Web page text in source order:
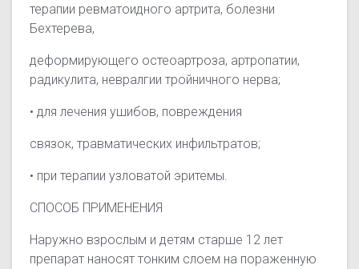
терапии ревматоидного артрита, болезни
Бехтерева,
деформирующего остеоартроза, артропатии,
радикулита, невралгии тройничного нерва;
• для лечения ушибов, повреждения
связок, травматических инфильтратов;
• при терапии узловатой эритемы.
СПОСОБ ПРИМЕНЕНИЯ
Наружно взрослым и детям старше 12 лет
препарат наносят тонким слоем на пораженную